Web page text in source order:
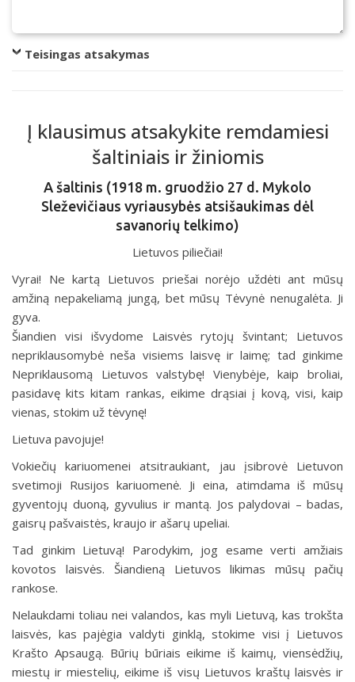
Teisingas atsakymas
Į klausimus atsakykite remdamiesi
šaltiniais ir žiniomis
A šaltinis (1918 m. gruodžio 27 d. Mykolo
Sleževičiaus vyriausybės atsišaukimas dėl
savanorių telkimo)
Lietuvos piliečiai!
Vyrai! Ne kartą Lietuvos priešai norėjo uždėti ant mūsų
amžiną nepakeliamą jungą, bet mūsų Tėvynė nenugalėta. Ji
gyva.
Šiandien visi išvydome Laisvės rytojų švintant; Lietuvos
nepriklausomybė neša visiems laisvę ir laimę; tad ginkime
Nepriklausomą Lietuvos valstybę! Vienybėje, kaip broliai,
pasidavę kits kitam rankas, eikime drąsiai į kovą, visi, kaip
vienas, stokim už tėvynę!
Lietuva pavojuje!
Vokiečių kariuomenei atsitraukiant, jau įsibrovė Lietuvon
svetimoji Rusijos kariuomenė. Ji eina, atimdama iš mūsų
gyventojų duoną, gyvulius ir mantą. Jos palydovai – badas,
gaisrų pašvaistės, kraujo ir ašarų upeliai.
Tad ginkim Lietuvą! Parodykim, jog esame verti amžiais
kovotos laisvės. Šiandieną Lietuvos likimas mūsų pačių
rankose.
Nelaukdami toliau nei valandos, kas myli Lietuvą, kas trokšta
laisvės, kas pajėgia valdyti ginklą, stokime visi į Lietuvos
Krašto Apsaugą. Būrių būriais eikime iš kaimų, viensėdžių,
miestų ir miestelių, eikime iš visų Lietuvos kraštų laisvės ir